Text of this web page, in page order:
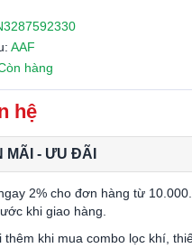
AAF
hàng
hệ
MÃI - ƯU ĐÃI
2% cho đơn hàng từ
khi giao hàng.
thêm khi mua combo lọc khí,